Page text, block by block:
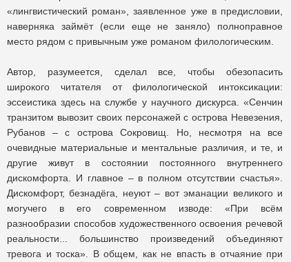
«лингвистический роман», заявленное уже в предисловии,
наверняка займёт (если еще не заняло) полноправное
место рядом с привычным уже романом филологическим.
Автор, разумеется, сделал все, чтобы обезопасить
широкого читателя от филологической интоксикации:
эссеистика здесь на службе у научного дискурса. «Сенчин
транзитом вывозит своих персонажей с острова Невезения,
Рубанов – с острова Сокровищ. Но, несмотря на все
очевидные материальные и ментальные различия, и те, и
другие живут в состоянии постоянного внутреннего
дискомфорта. И главное – в полном отсутствии счастья».
Дискомфорт, безнадёга, неуют – вот эманации великого и
могучего в его современном изводе: «При всём
разнообразии способов художественного освоения речевой
реальности... большинство произведений объединяют
тревога и тоска». В общем, как не впасть в отчаяние при